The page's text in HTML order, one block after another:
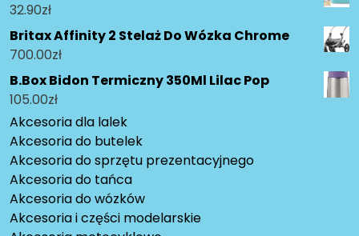
32.90zł
Britax Affinity 2 Stelaż Do Wózka Chrome
700.00zł
B.Box Bidon Termiczny 350Ml Lilac Pop
105.00zł
Akcesoria dla lalek
Akcesoria do butelek
Akcesoria do sprzętu prezentacyjnego
Akcesoria do tańca
Akcesoria do wózków
Akcesoria i części modelarskie